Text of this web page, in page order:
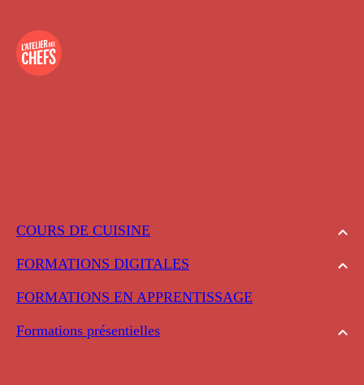
COURS DE CUISINE
FORMATIONS DIGITALES
FORMATIONS EN APPRENTISSAGE
Formations présentielles